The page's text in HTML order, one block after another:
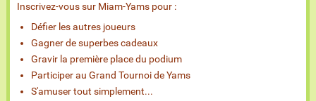
Inscrivez-vous sur Miam-Yams pour :
Défier les autres joueurs
Gagner de superbes cadeaux
Gravir la première place du podium
Participer au Grand Tournoi de Yams
S'amuser tout simplement...